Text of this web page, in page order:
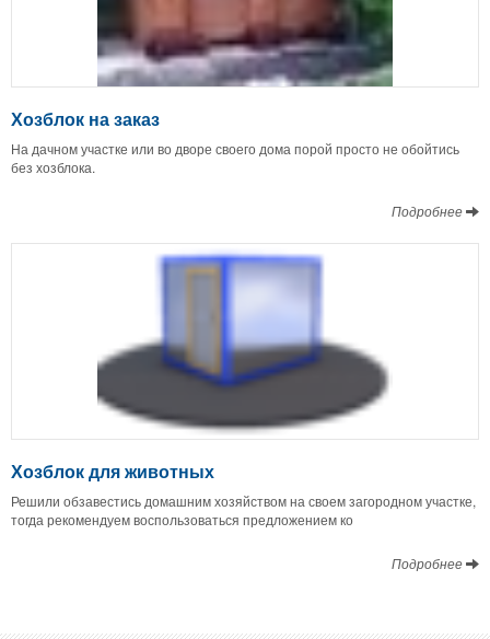
Хозблок на заказ
На дачном участке или во дворе своего дома порой просто не обойтись
без хозблока.
Подробнее
Хозблок для животных
Решили обзавестись домашним хозяйством на своем загородном участке,
тогда рекомендуем воспользоваться предложением ко
Подробнее